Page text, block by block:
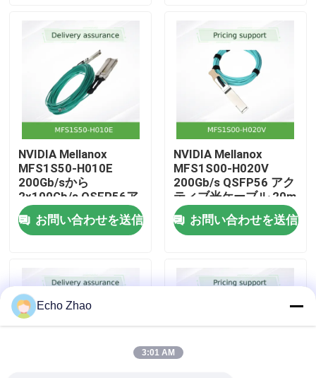
私たちについて
工場見学
品質管理
お問い合わせ
ニュース
事件
NVIDIA Mellanox
MFS1S50-H010E
200Gb/sから
2x100Gb/s QSFP56ア
クティブ光スプリッタ
ーケーブル 10m AOC
お問い合わせを送信
NVIDIA Mellanox
MFS1S00-H020V
200Gb/s QSFP56 アク
ティブ光ケーブル 20m
AOC (HDR InfiniBand
用) お問い合わせを送信
Echo Zhao
3:01 AM